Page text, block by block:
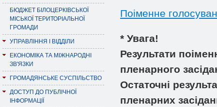
БЮДЖЕТ БІЛОЦЕРКІВСЬКОЇ
МІСЬКОЇ ТЕРИТОРІАЛЬНОЇ
ГРОМАДИ
УПРАВЛІННЯ І ВІДДІЛИ
ЕКОНОМІКА ТА МІЖНАРОДНІ
ЗВ'ЯЗКИ
ГРОМАДЯНСЬКЕ СУСПІЛЬСТВО
ДОСТУП ДО ПУБЛІЧНОЇ
ІНФОРМАЦІЇ
Поіменне
* Увага!
Результати
пленарного
Остаточні
пленарних